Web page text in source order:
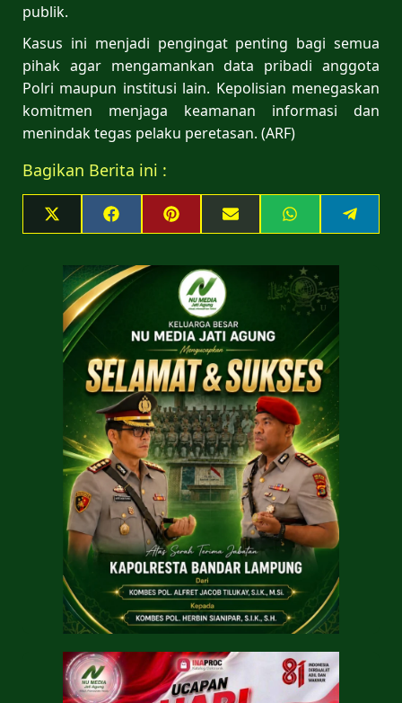
publik.
Kasus ini menjadi pengingat penting bagi semua
pihak agar mengamankan data pribadi anggota
Polri maupun institusi lain. Kepolisian menegaskan
komitmen menjaga keamanan informasi dan
menindak tegas pelaku peretasan. (ARF)
Bagikan Berita ini :